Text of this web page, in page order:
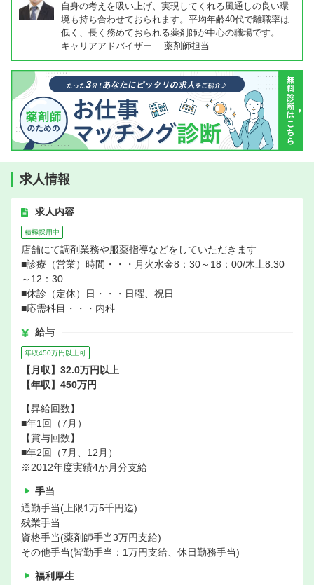
自身の考えを吸い上げ、実現してくれる風通しの良い環
境も持ち合わせておられます。平均年齢40代で離職率は
低く、長く務めておられる薬剤師が中心の職場です。
キャリアアドバイザー 薬剤師担当
求人情報
求人内容
積極採用中
店舗にて調剤業務や服薬指導などをしていただきます
■診療（営業）時間・・・月火水金8：30～18：00/木土8:30
～12：30
■休診（定休）日・・・日曜、祝日
■応需科目・・・内科
給与
年収450万円以上可
【月収】32.0万円以上
【年収】450万円
【昇給回数】
■年1回（7月）
【賞与回数】
■年2回（7月、12月）
※2012年度実績4か月分支給
手当
通勤手当(上限1万5千円迄)
残業手当
資格手当(薬剤師手当3万円支給)
その他手当(皆勤手当：1万円支給、休日勤務手当)
福利厚生